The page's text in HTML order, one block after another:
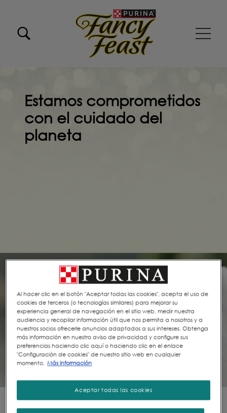
Menu Secundario Fancy feast
Menu Principal Fancy Feast
Estamos comprometidos
con el cuidado del
planeta
Al hacer clic en el botón "Aceptar todas las cookies", acepta el uso de
cookies de terceros (o tecnologías similares) para mejorar su
experiencia general de navegación en el sitio web, medir nuestra
audiencia y recopilar información útil que nos permita a nosotros y a
nuestros socios ofrecerle anuncios adaptados a sus intereses. Obtenga
más información en nuestro aviso de privacidad y configure sus
preferencias haciendo clic aquí o haciendo clic en el enlace
"Configuración de cookies" de nuestro sitio web en cualquier
momento. Más información
Aceptar todas las cookies